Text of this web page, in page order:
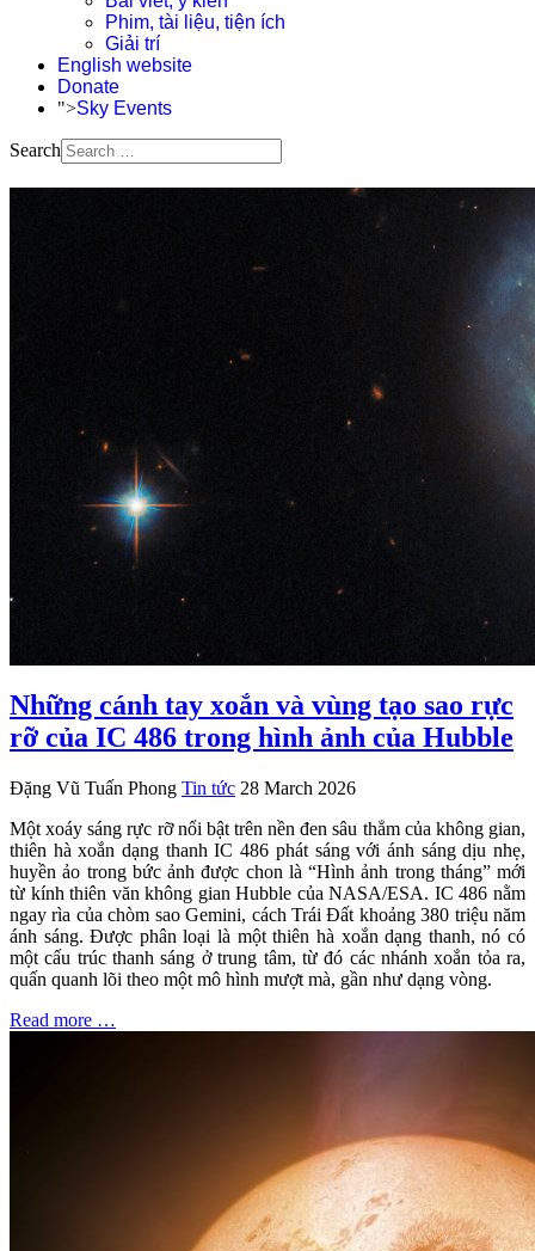
Phim, tài liệu, tiện ích
Giải trí
English website
Donate
">Sky Events
Search
Những cánh tay xoắn và vùng tạo sao rực
rỡ của IC 486 trong hình ảnh của Hubble
Đặng Vũ Tuấn Phong Tin tức 28 March 2026
Một xoáy sáng rực rỡ nổi bật trên nền đen sâu thẳm của không gian,
thiên hà xoắn dạng thanh IC 486 phát sáng với ánh sáng dịu nhẹ,
huyền ảo trong bức ảnh được chon là “Hình ảnh trong tháng” mới
từ kính thiên văn không gian Hubble của NASA/ESA. IC 486 nằm
ngay rìa của chòm sao Gemini, cách Trái Đất khoảng 380 triệu năm
ánh sáng. Được phân loại là một thiên hà xoắn dạng thanh, nó có
một cấu trúc thanh sáng ở trung tâm, từ đó các nhánh xoắn tỏa ra,
quấn quanh lõi theo một mô hình mượt mà, gần như dạng vòng.
Read more …